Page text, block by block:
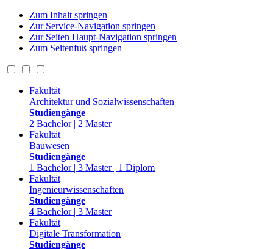
Zum Inhalt springen
Zur Service-Navigation springen
Zur Seiten Haupt-Navigation springen
Zum Seitenfuß springen
Fakultät
Architektur und Sozialwissenschaften
Studiengänge
2 Bachelor | 2 Master
Fakultät
Bauwesen
Studiengänge
1 Bachelor | 3 Master | 1 Diplom
Fakultät
Ingenieurwissenschaften
Studiengänge
4 Bachelor | 3 Master
Fakultät
Digitale Transformation
Studiengänge